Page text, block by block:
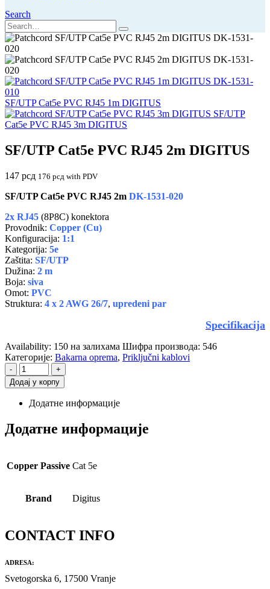
Search
SF/UTP Cat5e PVC RJ45 1m DIGITUS
SF/UTP
Cat5e PVC RJ45 3m DIGITUS
SF/UTP Cat5e PVC RJ45 2m DIGITUS
147 рсд 176 рсд with PDV
SF/UTP Cat5e PVC RJ45 2m DK-1531-020
2x RJ45 (8P8C) konektora
Provodnik: Copper (Cu)
Konfiguracija: 1:1
Kategorija: 5e
Zaštita: SF/UTP
Dužina: 2 m
Boja: siva
Omot: PVC
Struktura: 4 x 2 AWG 26/7, upredeni par
Specifikacija
Availability: 150 на залихама Шифра производа: 546
Категорије: Bakarna oprema, Priključni kablovi
-
+
Додај у корпу
Додатне информације
Додатне информације
Copper Passive Cat 5e
Brand Digitus
CONTACT INFO
ADRESA:
Svetogorska 6, 17500 Vranje